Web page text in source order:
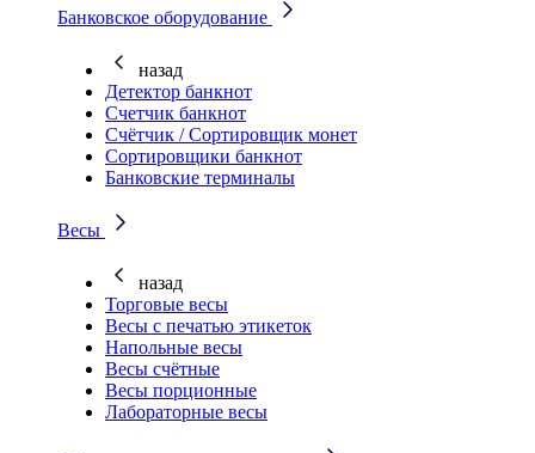
Банковское оборудование
назад
Детектор банкнот
Счетчик банкнот
Счётчик / Сортировщик монет
Сортировщики банкнот
Банковские терминалы
Весы
назад
Торговые весы
Весы с печатью этикеток
Напольные весы
Весы счётные
Весы порционные
Лабораторные весы